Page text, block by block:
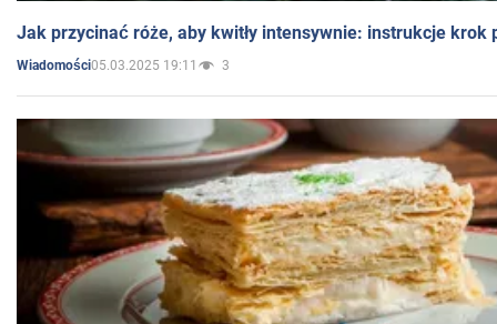
Jak przycinać róże, aby kwitły intensywnie: instrukcje krok
Wiadomości05.03.2025 19:11 3